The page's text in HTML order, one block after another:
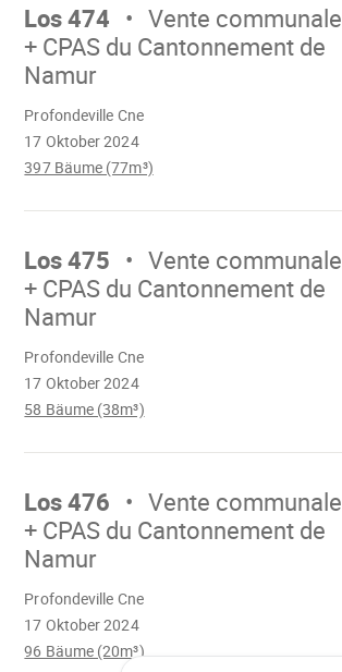
Los 474
Vente communale
+ CPAS du Cantonnement de
Namur
17 Oktober 2024
Profondeville Cne
397 Bäume (77m³)
Mach
Los 475
Vente communale
+ CPAS du Cantonnement de
Namur
17 Oktober 2024
Profondeville Cne
58 Bäume (38m³)
Mach
Los 476
Vente communale
+ CPAS du Cantonnement de
Namur
17 Oktober 2024
Profondeville Cne
96 Bäume (20m³)